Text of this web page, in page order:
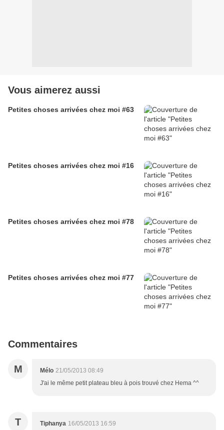
Vous aimerez aussi
Petites choses arrivées chez moi #63
Petites choses arrivées chez moi #16
Petites choses arrivées chez moi #78
Petites choses arrivées chez moi #77
Commentaires
M Mélo 21/05/2013 08:49
J'ai le même petit plateau bleu à pois trouvé chez Hema ^^
T Tiphanya 16/05/2013 16:59